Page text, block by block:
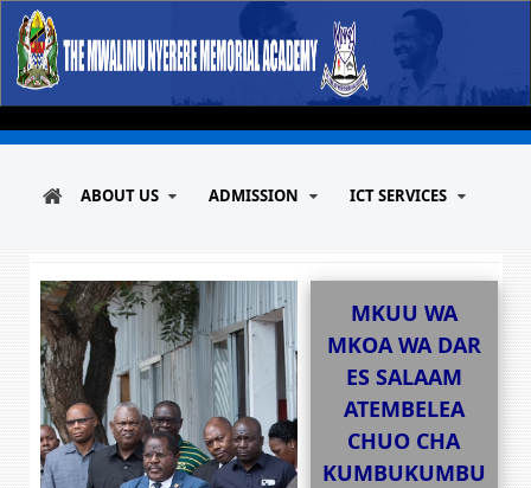
ABOUT US ADMISSION ICT SERVICES
MKUU WA
MKOA WA DAR
ES SALAAM
ATEMBELEA
CHUO CHA
KUMBUKUMBU